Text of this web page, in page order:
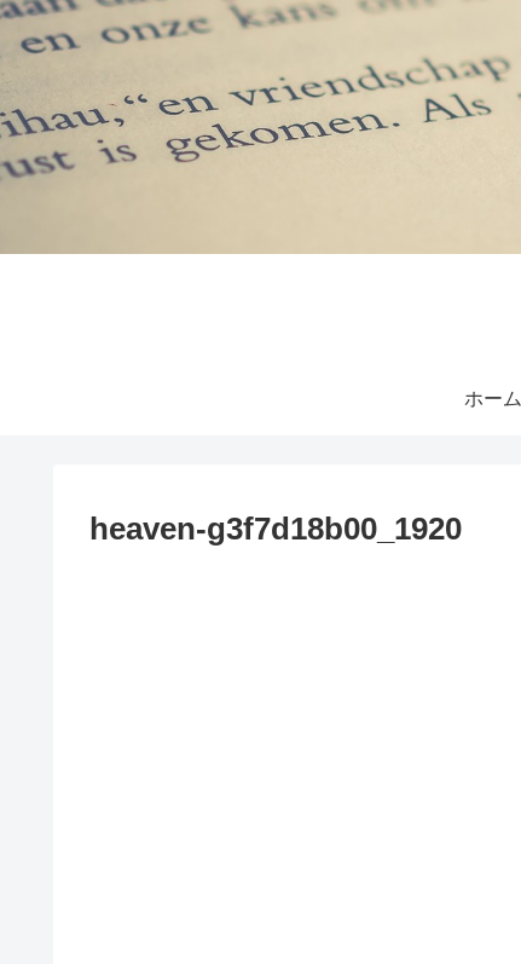
ホーム
heaven-g3f7d18b00_1920